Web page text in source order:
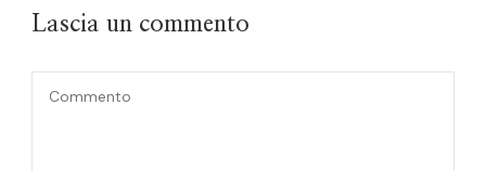
Lascia un commento